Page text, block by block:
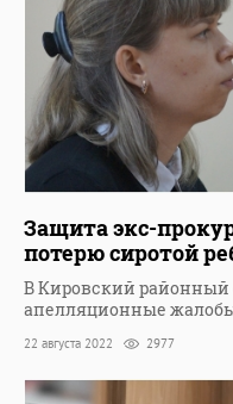
Защита экс-
потерю сиротой
В Кировский районный
апелляционные
22 августа 2022 2977